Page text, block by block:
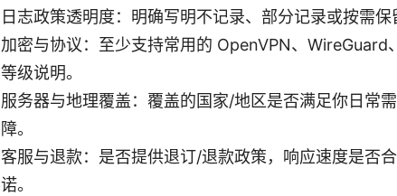
日志政策透明度：明确写明不记录、部分记录或按需保
加密与协议：至少支持常用的 OpenVPN、WireGuard
等级说明。
服务器与地理覆盖：覆盖的国家/地区是否满足你日常
障。
客服与退款：是否提供退订/退款政策，响应速度是否
诺。